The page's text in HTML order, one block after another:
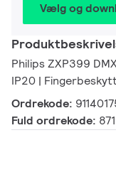
Vælg og
Philips ZXP399
IP20 |
Ordrekode:
Fuld ordrekode: